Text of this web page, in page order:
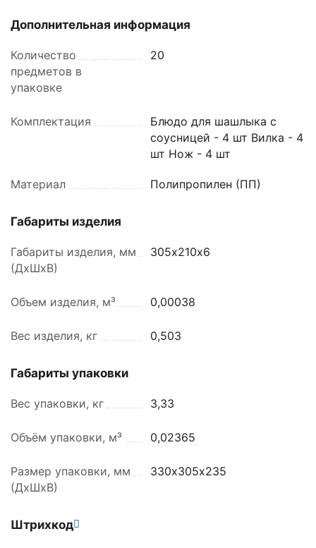
Дополнительная информация
Количество
предметов в
упаковке
20
Комплектация
Блюдо для шашлыка с
соусницей - 4 шт Вилка - 4
шт Нож - 4 шт
Материал Полипропилен (ПП)
Габариты изделия
Габариты изделия, мм
(ДхШхВ)
305х210х6
Объем изделия, м³ 0,00038
Вес изделия, кг 0,503
Габариты упаковки
Вес упаковки, кг 3,33
Объём упаковки, м³ 0,02365
Размер упаковки, мм
(ДхШхВ)
330х305х235
Штрихкод